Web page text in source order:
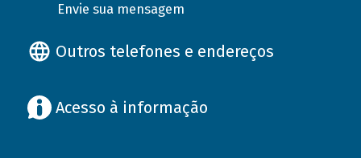
Envie sua mensagem
Outros telefones e endereços
Acesso à informação